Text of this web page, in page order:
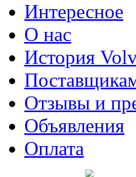
Интересное
О нас
История
Отзывы и
Объявления
Оплата